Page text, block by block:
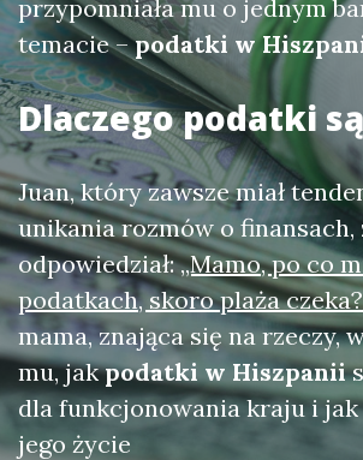
przypomniała mu o jednym
temacie –podatki w
Dlaczego podatki
Juan, który zawsze miał
unikania rozmów o finansach,
odpowiedział:„Mamo, po co
podatkach, skoro plaża
mama, znająca się na rzeczy,
mu, jakpodatki w Hiszpanii
dla funkcjonowania kraju i jak
jego życie